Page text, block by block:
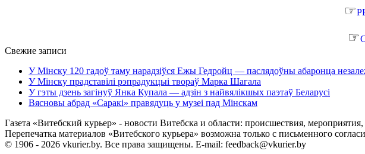
☞
☞
Свежие записи
У Мінску 120 гадоў таму нарадзіўся Ежы Гедройц — паслядоўны абаронца
У Мінску прадставілі рэпрадукцыі твораў Марка Шагала
У гэты дзень загінуў Янка Купала — адзін з найвялікшых паэтаў Беларусі
Вясновы абрад «Саракі» правядуць у музеі пад Мінскам
Газета «Витебский курьер» - новости Витебска и области: происшествия,
Перепечатка материалов «Витебского курьера» возможна только с письменного
© 1906 - 2026 vkurier.by. Все права защищены. E-mail: feedback@vkurier.by